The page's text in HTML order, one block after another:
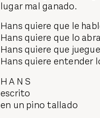
lugar mal ganado.
Hans quiere que le
Hans quiere que lo
Hans quiere que
Hans quiere entender
H A N S
escrito
en un pino tallado